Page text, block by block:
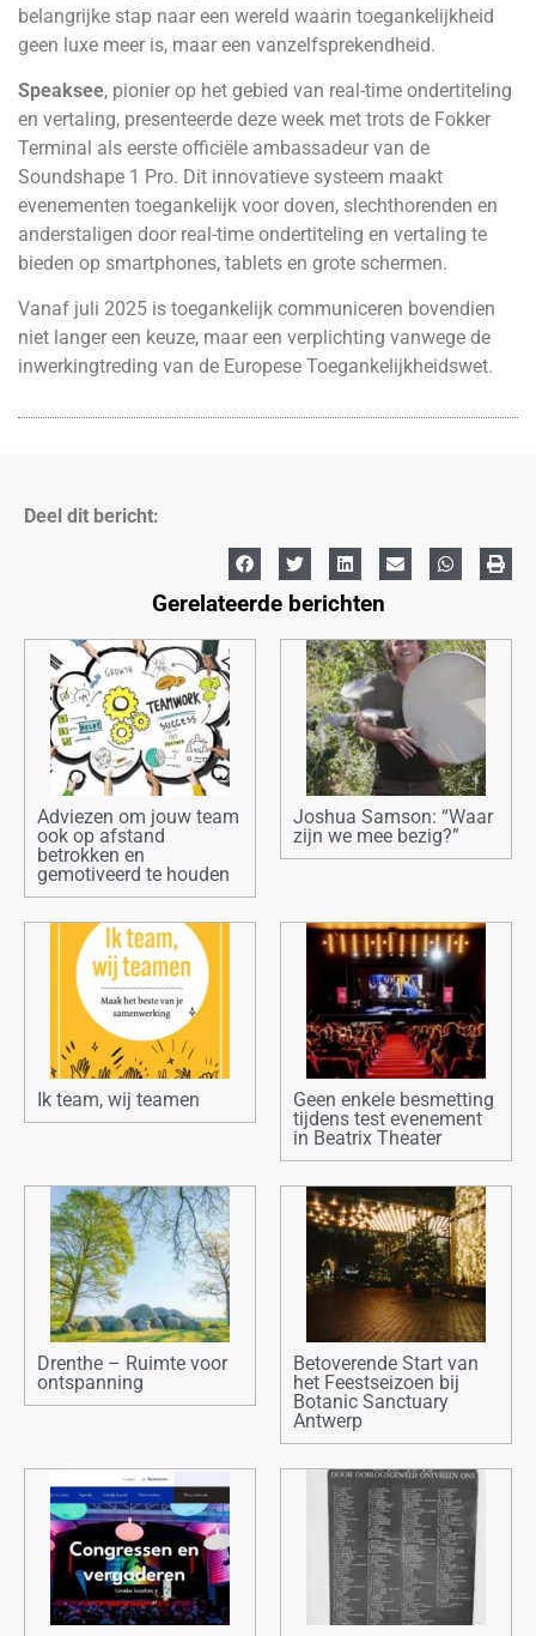
belangrijke stap naar een wereld waarin toegankelijkheid
geen luxe meer is, maar een vanzelfsprekendheid.
Speaksee, pionier op het gebied van real-time ondertiteling
en vertaling, presenteerde deze week met trots de Fokker
Terminal als eerste officiële ambassadeur van de
Soundshape 1 Pro. Dit innovatieve systeem maakt
evenementen toegankelijk voor doven, slechthorenden en
anderstaligen door real-time ondertiteling en vertaling te
bieden op smartphones, tablets en grote schermen.
Vanaf juli 2025 is toegankelijk communiceren bovendien
niet langer een keuze, maar een verplichting vanwege de
inwerkingtreding van de Europese Toegankelijkheidswet.
Deel dit bericht:
Gerelateerde berichten
Adviezen om jouw team
ook op afstand
betrokken en
gemotiveerd te houden
Joshua Samson: “Waar
zijn we mee bezig?”
Ik team, wij teamen
Geen enkele besmetting
tijdens test evenement
in Beatrix Theater
Drenthe – Ruimte voor
ontspanning
Betoverende Start van
het Feestseizoen bij
Botanic Sanctuary
Antwerp